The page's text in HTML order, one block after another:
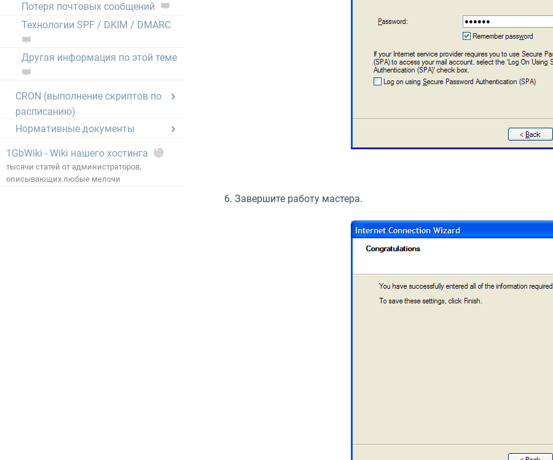
Потеря почтовых сообщений
Технологии SPF / DKIM / DMARC
Другая информация по этой теме
CRON (выполнение скриптов по
расписанию)
Нормативные документы
1GbWiki - Wiki нашего хостинга
тысячи статей от администраторов,
описывающих любые мелочи
6. Завершите работу мастера.